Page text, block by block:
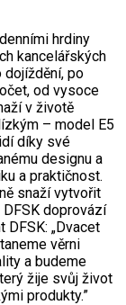
hrdiny
kancelářských
po
od vysoce
v životě
– model E5
díky své
designu a
a praktičnost.
snaží vytvořit
doprovází
„Dvacet
věrni
a budeme
žije svůj život
produkty.”